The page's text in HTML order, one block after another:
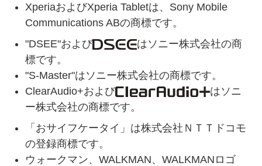
XperiaおよびXperia Tabletは、Sony Mobile
Communications ABの商標です。
"DSEE"および
はソニー株式会社の商
標です。
"S-Master"はソニー株式会社の商標です。
ClearAudio+および
はソニ
ー株式会社の商標です。
「おサイフケータイ」は株式会社ＮＴＴドコモ
の登録商標です。
ウォークマン、WALKMAN、WALKMANロゴ